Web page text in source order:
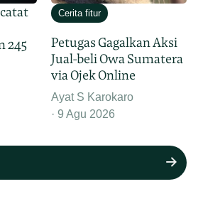
245
Cerita fitur
Petugas Gagalkan Aksi
Jual-beli Owa Sumatera
via Ojek Online
Ayat S Karokaro
9 Agu 2026